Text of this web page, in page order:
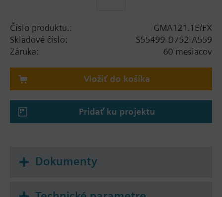
Číslo produktu.:
GMA121.1E/FX
Skladové číslo:
S55499-D752-A559
Záruka:
60 mesiacov
Vložiť do košíka
Pridať ku projektu
Dokumenty